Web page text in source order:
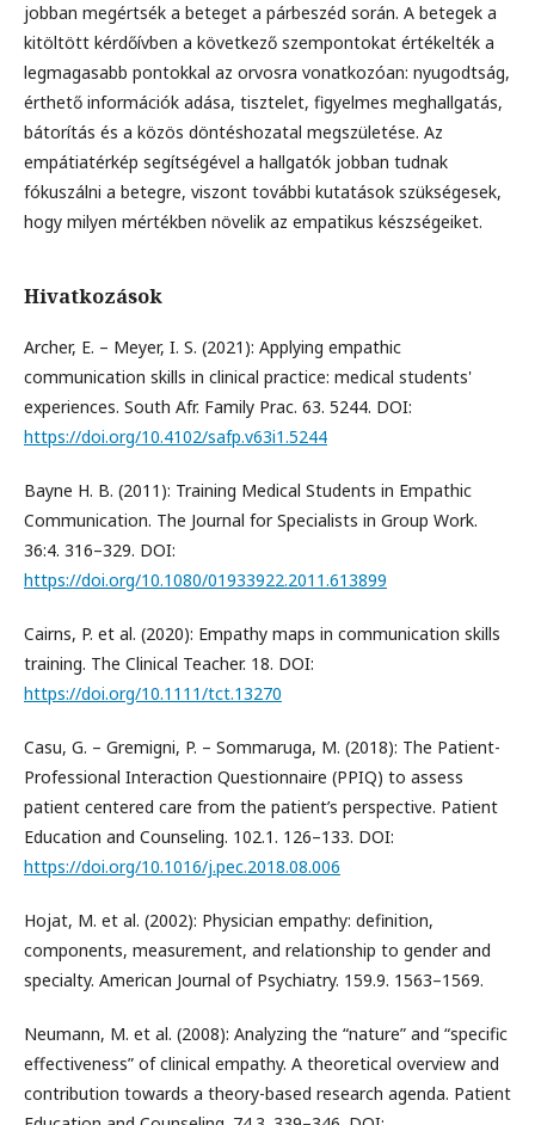
jobban megértsék a beteget a párbeszéd során. A betegek a
kitöltött kérdőívben a következő szempontokat értékelték a
legmagasabb pontokkal az orvosra vonatkozóan: nyugodtság,
érthető információk adása, tisztelet, figyelmes meghallgatás,
bátorítás és a közös döntéshozatal megszületése. Az
empátiatérkép segítségével a hallgatók jobban tudnak
fókuszálni a betegre, viszont további kutatások szükségesek,
hogy milyen mértékben növelik az empatikus készségeiket.
Hivatkozások
Archer, E. – Meyer, I. S. (2021): Applying empathic
communication skills in clinical practice: medical students'
experiences. South Afr. Family Prac. 63. 5244. DOI:
https://doi.org/10.4102/safp.v63i1.5244
Bayne H. B. (2011): Training Medical Students in Empathic
Communication. The Journal for Specialists in Group Work.
36:4. 316–329. DOI:
https://doi.org/10.1080/01933922.2011.613899
Cairns, P. et al. (2020): Empathy maps in communication skills
training. The Clinical Teacher. 18. DOI:
https://doi.org/10.1111/tct.13270
Casu, G. – Gremigni, P. – Sommaruga, M. (2018): The Patient-
Professional Interaction Questionnaire (PPIQ) to assess
patient centered care from the patient’s perspective. Patient
Education and Counseling. 102.1. 126–133. DOI:
https://doi.org/10.1016/j.pec.2018.08.006
Hojat, M. et al. (2002): Physician empathy: definition,
components, measurement, and relationship to gender and
specialty. American Journal of Psychiatry. 159.9. 1563–1569.
Neumann, M. et al. (2008): Analyzing the “nature” and “specific
effectiveness” of clinical empathy. A theoretical overview and
contribution towards a theory-based research agenda. Patient